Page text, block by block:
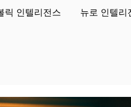
릭 인텔리전스 뉴로 인텔리